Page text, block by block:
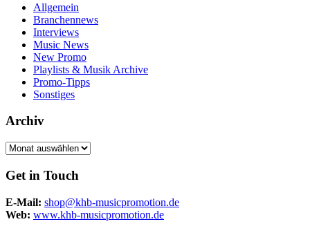
Allgemein
Branchennews
Interviews
Music News
New Promo
Playlists & Musik Archive
Promo-Tipps
Sonstiges
Archiv
Archiv
Get in Touch
E-Mail: shop@khb-musicpromotion.de
Web: www.khb-musicpromotion.de